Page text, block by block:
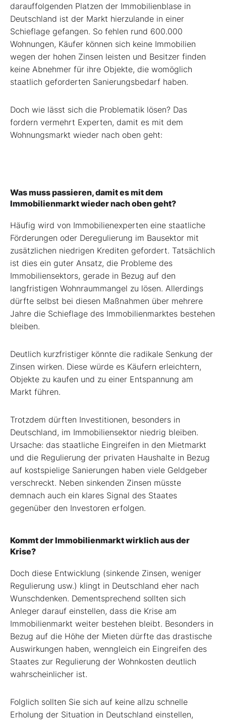
darauffolgenden Platzen der Immobilienblase in
Deutschland ist der Markt hierzulande in einer
Schieflage gefangen. So fehlen rund 600.000
Wohnungen, Käufer können sich keine Immobilien
wegen der hohen Zinsen leisten und Besitzer finden
keine Abnehmer für ihre Objekte, die womöglich
staatlich geforderten Sanierungsbedarf haben.
Doch wie lässt sich die Problematik lösen? Das
fordern vermehrt Experten, damit es mit dem
Wohnungsmarkt wieder nach oben geht:
Was muss passieren, damit es mit dem
Immobilienmarkt wieder nach oben geht?
Häufig wird von Immobilienexperten eine staatliche
Förderungen oder Deregulierung im Bausektor mit
zusätzlichen niedrigen Krediten gefordert. Tatsächlich
ist dies ein guter Ansatz, die Probleme des
Immobiliensektors, gerade in Bezug auf den
langfristigen Wohnraummangel zu lösen. Allerdings
dürfte selbst bei diesen Maßnahmen über mehrere
Jahre die Schieflage des Immobilienmarktes bestehen
bleiben.
Deutlich kurzfristiger könnte die radikale Senkung der
Zinsen wirken. Diese würde es Käufern erleichtern,
Objekte zu kaufen und zu einer Entspannung am
Markt führen.
Trotzdem dürften Investitionen, besonders in
Deutschland, im Immobiliensektor niedrig bleiben.
Ursache: das staatliche Eingreifen in den Mietmarkt
und die Regulierung der privaten Haushalte in Bezug
auf kostspielige Sanierungen haben viele Geldgeber
verschreckt. Neben sinkenden Zinsen müsste
demnach auch ein klares Signal des Staates
gegenüber den Investoren erfolgen.
Kommt der Immobilienmarkt wirklich aus der
Krise?
Doch diese Entwicklung (sinkende Zinsen, weniger
Regulierung usw.) klingt in Deutschland eher nach
Wunschdenken. Dementsprechend sollten sich
Anleger darauf einstellen, dass die Krise am
Immobilienmarkt weiter bestehen bleibt. Besonders in
Bezug auf die Höhe der Mieten dürfte das drastische
Auswirkungen haben, wenngleich ein Eingreifen des
Staates zur Regulierung der Wohnkosten deutlich
wahrscheinlicher ist.
Folglich sollten Sie sich auf keine allzu schnelle
Erholung der Situation in Deutschland einstellen,